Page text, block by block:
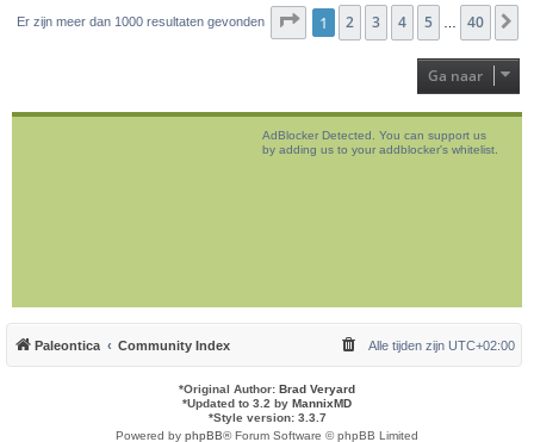
Er zijn meer dan 1000 resultaten gevonden Pagina1 van 40
1 2 3 4 5 40
Ga naar
AdBlocker Detected. You can support us
by adding us to your addblocker's whitelist.
Paleontica Community Index Alle tijden zijn UTC+02:00
*Original Author: Brad Veryard
*Updated to 3.2 by MannixMD
*Style version: 3.3.7
Powered by phpBB® Forum Software © phpBB Limited